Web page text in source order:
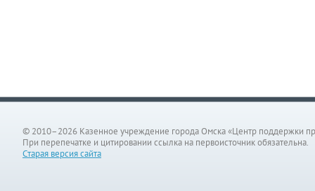
© 2010–2026 Казенное учреждение города Омска «Центр поддержки
При перепечатке и цитировании ссылка на первоисточник обязательна.
Старая версия сайта